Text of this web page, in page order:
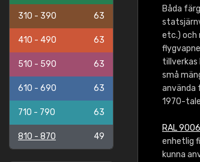
310 - 390 63
410 - 490 63
510 - 590 63
610 - 690 63
710 - 790 63
810 - 870 49
Båda
etc.) och
tillverkas
små
använda
1970-
RAL 9006
enhetlig
kunna